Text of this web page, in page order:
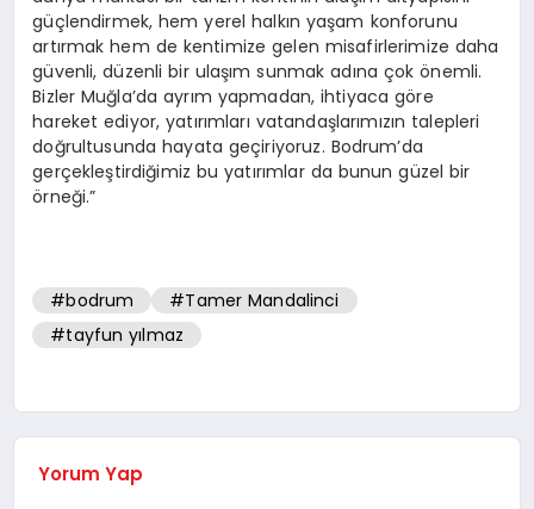
güçlendirmek, hem yerel halkın yaşam konforunu
artırmak hem de kentimize gelen misafirlerimize daha
güvenli, düzenli bir ulaşım sunmak adına çok önemli.
Bizler Muğla’da ayrım yapmadan, ihtiyaca göre
hareket ediyor, yatırımları vatandaşlarımızın talepleri
doğrultusunda hayata geçiriyoruz. Bodrum’da
gerçekleştirdiğimiz bu yatırımlar da bunun güzel bir
örneği.”
#bodrum
#Tamer Mandalinci
#tayfun yılmaz
Yorum Yap